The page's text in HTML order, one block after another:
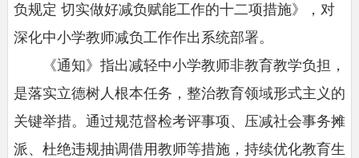
负规定 切实做好减负赋能工作的十二项措施》，对
深化中小学教师减负工作作出系统部署。
《通知》指出减轻中小学教师非教育教学负担，
是落实立德树人根本任务，整治教育领域形式主义的
关键举措。通过规范督检考评事项、压减社会事务摊
派、杜绝违规抽调借用教师等措施，持续优化教育生